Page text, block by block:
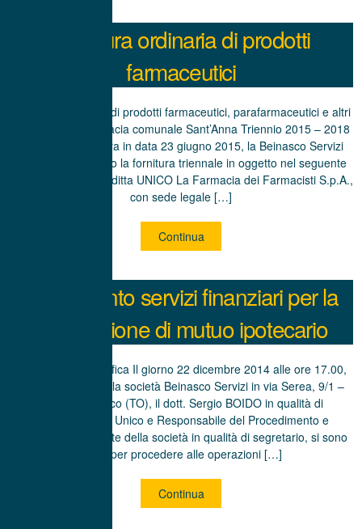
Fornitura ordinaria di prodotti
farmaceutici
Fornitura ordinaria di prodotti farmaceutici, parafarmaceutici e altri
generi per la Farmacia comunale Sant’Anna Triennio 2015 – 2018
Con verbale di gara in data 23 giugno 2015, la Beinasco Servizi
S.r.l. ha aggiudicato la fornitura triennale in oggetto nel seguente
modo: – Lotto I alla ditta UNICO La Farmacia dei Farmacisti S.p.A.,
con sede legale […]
Continua
Affidamento servizi finanziari per la
concessione di mutuo ipotecario
Verbale di prequalifica Il giorno 22 dicembre 2014 alle ore 17.00,
presso la sede della società Beinasco Servizi in via Serea, 9/1 –
10092 Beinasco (TO), il dott. Sergio BOIDO in qualità di
Amministratore Unico e Responsabile del Procedimento e
(omissis) dipendente della società in qualità di segretario, si sono
riuniti per procedere alle operazioni […]
Continua